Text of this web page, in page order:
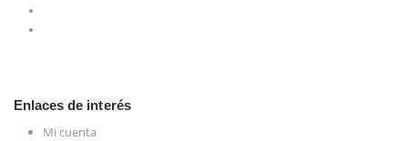
Enlaces de interés
Mi cuenta